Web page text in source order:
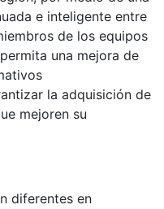
e inteligente entre
de los equipos
una mejora de
la adquisición de
mejoren su
diferentes en